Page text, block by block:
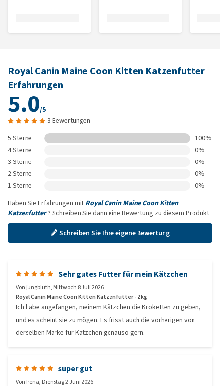
Royal Canin Maine Coon Kitten Katzenfutter
Erfahrungen
5.0/5
3 Bewertungen
5 Sterne
100%
4 Sterne
0%
3 Sterne
0%
2 Sterne
0%
1 Sterne
0%
Haben Sie Erfahrungen mit Royal Canin Maine Coon Kitten
Katzenfutter? Schreiben Sie dann eine Bewertung zu diesem Produkt
Schreiben Sie Ihre eigene Bewertung
Sehr gutes Futter für mein Kätzchen
Von jungbluth, Mittwoch 8 Juli 2026
Royal Canin Maine Coon Kitten Katzenfutter - 2 kg
Ich habe angefangen, meinem Kätzchen die Kroketten zu geben,
und es scheint sie zu mögen. Es frisst auch die vorherigen von
derselben Marke für Kätzchen genauso gern.
super gut
Von Irena, Dienstag 2 Juni 2026